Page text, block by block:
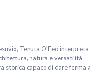
Tenuta O’Feo interpreta
natura e versatilità
storica capace di dare forma a